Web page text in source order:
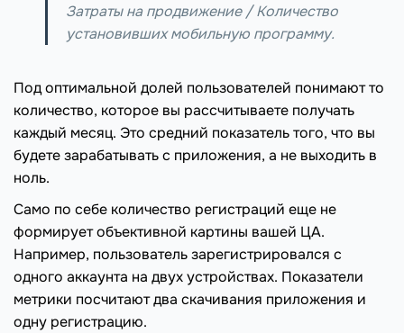
Затраты на продвижение / Количество
установивших мобильную программу.
Под оптимальной долей пользователей понимают то
количество, которое вы рассчитываете получать
каждый месяц. Это средний показатель того, что вы
будете зарабатывать с приложения, а не выходить в
ноль.
Само по себе количество регистраций еще не
формирует объективной картины вашей ЦА.
Например, пользователь зарегистрировался с
одного аккаунта на двух устройствах. Показатели
метрики посчитают два скачивания приложения и
одну регистрацию.